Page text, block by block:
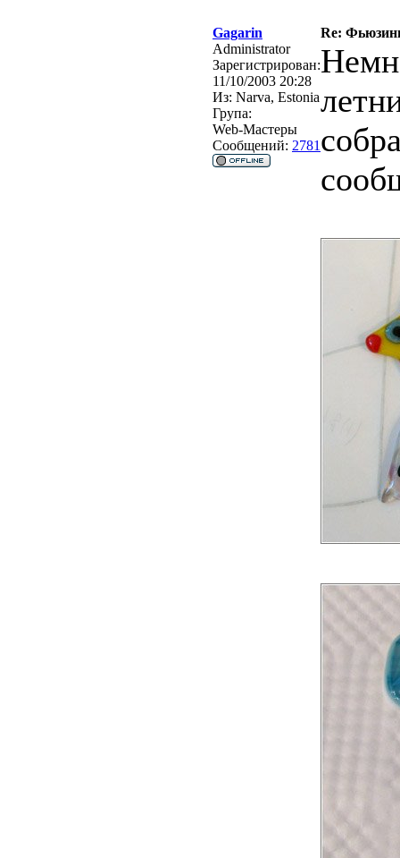
Gagarin
Re:
Administrator
Зарегистрирован:
11/10/2003 20:28
Из: Narva, Estonia
Група:
Web-Мастеры
Сообщений: 2781